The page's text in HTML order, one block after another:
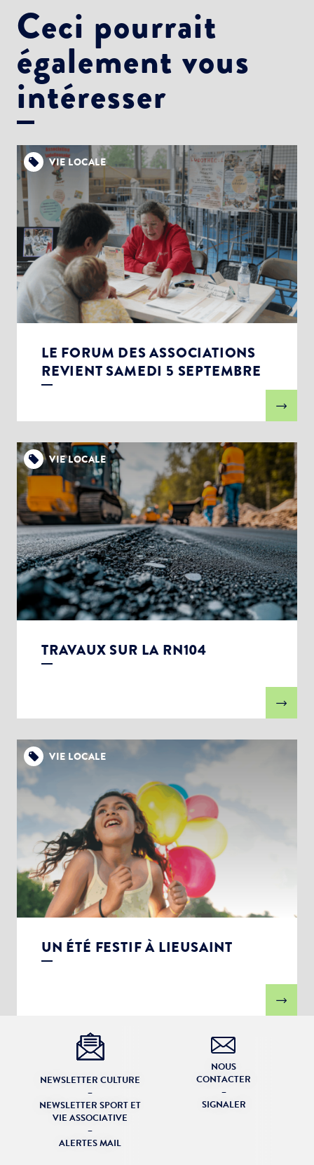
Ceci pourrait
également vous
intéresser
VIE LOCALE
LE FORUM DES ASSOCIATIONS
REVIENT SAMEDI 5 SEPTEMBRE
VIE LOCALE
TRAVAUX SUR LA RN104
VIE LOCALE
UN ÉTÉ FESTIF À LIEUSAINT
NEWSLETTER CULTURE
–
NEWSLETTER SPORT ET
VIE ASSOCIATIVE
–
ALERTES MAIL
NOUS
CONTACTER
–
SIGNALER
Choisissez votre abonnement :
Alertes Mail
Newsletter Culture